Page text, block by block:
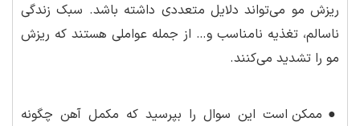
ریزش مو می‌تواند دلایل متعددی داشته باشد. سبک زندگی
ناسالم، تغذیه نامناسب و… از جمله عواملی هستند که ریزش
مو را تشدید می‌کنند.
● ممکن است این سوال را بپرسید که مکمل آهن چگونه